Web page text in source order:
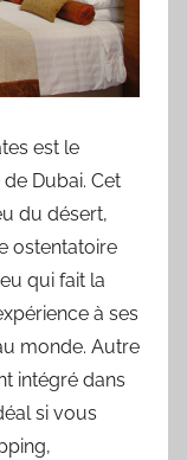
est le
Dubai. Cet
du désert,
ostentatoire
qui fait la
à ses
monde. Autre
intégré dans
si vous